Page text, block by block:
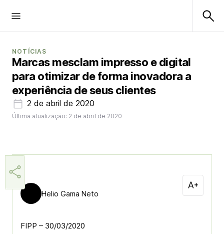
NOTÍCIAS
Marcas mesclam impresso e digital
para otimizar de forma inovadora a
experiência de seus clientes
2 de abril de 2020
Última atualização: 2 de abril de 2020
Helio Gama Neto
FIPP – 30/03/2020